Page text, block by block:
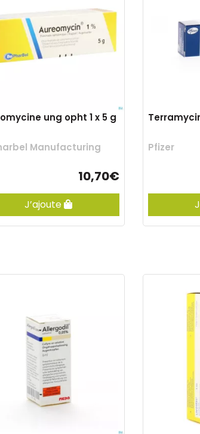
ung opht 1 x 5 g
Manufacturing
10,70€
J’ajoute
Pfizer